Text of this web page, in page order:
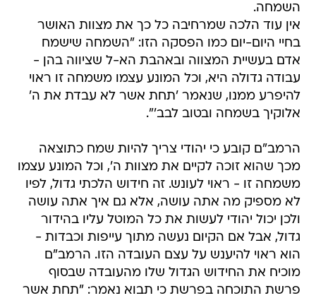
השמחה.
אין עוד הלכה שמרחיבה כל כך את מצוות האושר
בחיי היום-יום כמו הפסקה הזו: "השמחה שישמח
אדם בעשיית המצווה ובאהבת הא-ל שציווה בהן -
עבודה גדולה היא, וכל המונע עצמו משמחה זו ראוי
להיפרע ממנו, שנאמר 'תחת אשר לא עבדת את ה'
אלוקיך בשמחה ובטוב לבב'".
הרמב"ם קובע כי יהודי צריך להיות שמח כתוצאה
מכך שהוא זוכה לקיים את מצוות ה', וכל המונע עצמו
משמחה זו - ראוי לעונש. זה חידוש הלכתי גדול, לפיו
לא מספיק מה אתה עושה, אלא גם איך אתה עושה
ולכן יכול יהודי לעשות את כל המוטל עליו בהידור
גדול, אבל אם הקיום נעשה מתוך עייפות וכבדות -
הוא ראוי להיענש על עצם העובדה הזו. הרמב"ם
מוכיח את החידוש הגדול שלו מהעובדה שבסוף
פרשת התוכחה בפרשת כי תבוא נאמר: "תחת אשר